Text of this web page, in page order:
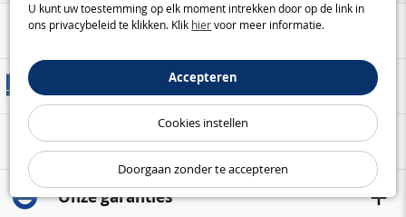
U kunt uw toestemming op elk moment intrekken door op de link in
ons privacybeleid te klikken. Klik hiervoor meer informatie.
Accepteren
Cookies instellen
Doorgaan zonder te accepteren
Hulp / Contact
Leveringsmethoden
Veilige betaling
Onze garanties